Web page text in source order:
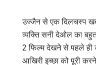
उज्जैन से एक दिलचस्प
व्यक्ति सनी देओल का
2 फिल्म देखने से पहले ही
आखिरी इच्छा को पूरी